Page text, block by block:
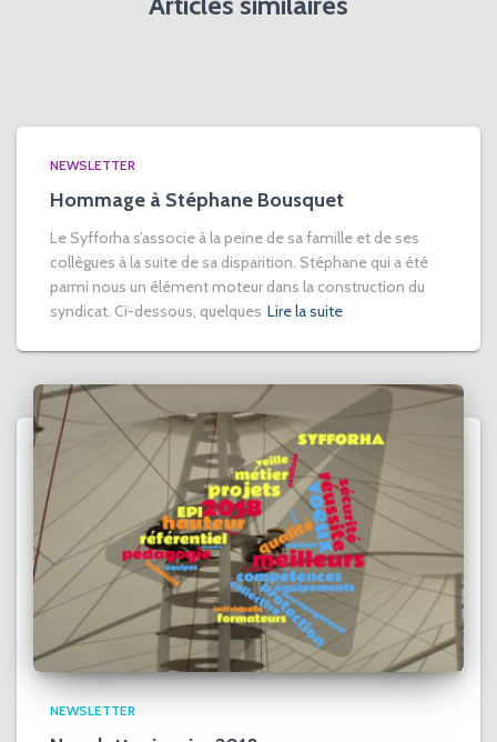
NEWSLETTER
Hommage à Stéphane Bousquet
Le Syfforha s’associe à la peine de sa famille et de ses
collègues à la suite de sa disparition. Stéphane qui a été
parmi nous un élément moteur dans la construction du
syndicat. Ci-dessous, quelques Lire la suite
NEWSLETTER